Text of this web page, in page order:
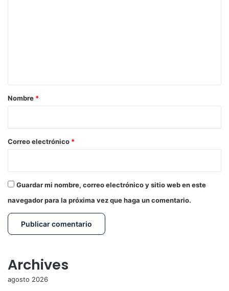
r
*
Nombre *
Correo electrónico *
Guardar mi nombre, correo electrónico y sitio web en este
navegador para la próxima vez que haga un comentario.
Archives
agosto 2026